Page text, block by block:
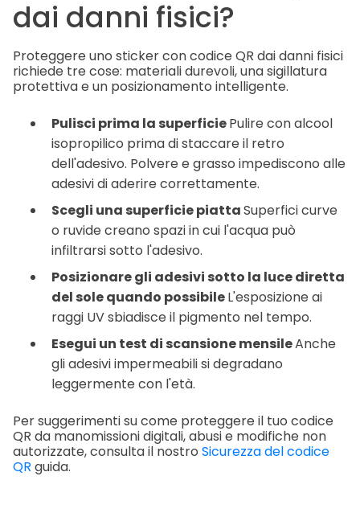
dai danni fisici?
Proteggere uno sticker con codice QR dai danni fisici
richiede tre cose: materiali durevoli, una sigillatura
protettiva e un posizionamento intelligente.
Pulisci prima la superficiePulire con alcool
isopropilico prima di staccare il retro
dell'adesivo. Polvere e grasso impediscono alle
adesivi di aderire correttamente.
Scegli una superficie piattaSuperfici curve
o ruvide creano spazi in cui l'acqua può
infiltrarsi sotto l'adesivo.
Posizionare gli adesivi sotto la luce diretta
del sole quando possibileL'esposizione ai
raggi UV sbiadisce il pigmento nel tempo.
Esegui un test di scansione mensileAnche
gli adesivi impermeabili si degradano
leggermente con l'età.
Per suggerimenti su come proteggere il tuo codice
QR da manomissioni digitali, abusi e modifiche non
autorizzate, consulta il nostro Sicurezza del codice
QR guida.